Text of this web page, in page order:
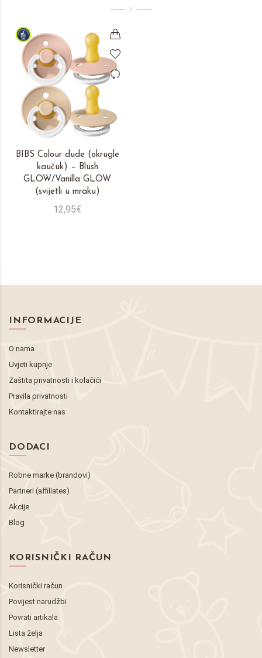
BIBS Colour dude (okrugle
kaučuk) – Blush
GLOW/Vanilla GLOW
(svijetli u mraku)
12,95€
INFORMACIJE
O nama
Uvjeti kupnje
Zaštita privatnosti i kolačići
Pravila privatnosti
Kontaktirajte nas
DODACI
Robne marke (brandovi)
Partneri (affiliates)
Akcije
Blog
KORISNIČKI RAČUN
Korisnički račun
Povijest narudžbi
Povrati artikala
Lista želja
Newsletter